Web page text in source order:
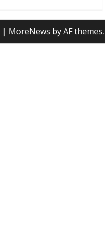
| MoreNews by AF themes.